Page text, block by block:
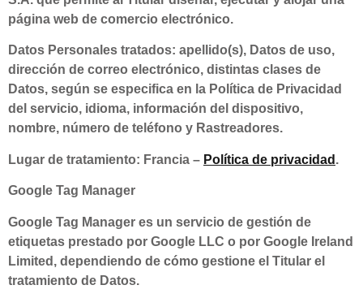
página web de comercio electrónico.
Datos Personales tratados: apellido(s), Datos de uso,
dirección de correo electrónico, distintas clases de
Datos, según se especifica en la Política de Privacidad
del servicio, idioma, información del dispositivo,
nombre, número de teléfono y Rastreadores.
Lugar de tratamiento: Francia – Política de privacidad .
Google Tag Manager
Google Tag Manager es un servicio de gestión de
etiquetas prestado por Google LLC o por Google Ireland
Limited, dependiendo de cómo gestione el Titular el
tratamiento de Datos.